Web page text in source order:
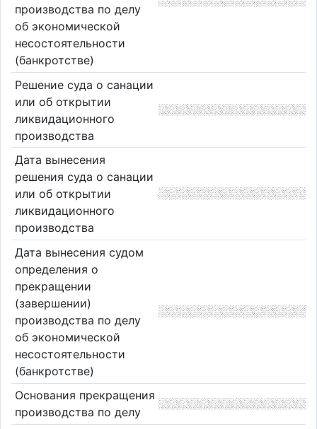
производства по делу
об экономической
несостоятельности
(банкротстве)
Решение суда о санации
или об открытии
ликвидационного
производства
Дата вынесения
решения суда о санации
или об открытии
ликвидационного
производства
Дата вынесения судом
определения о
прекращении
(завершении)
производства по делу
об экономической
несостоятельности
(банкротстве)
Основания прекращения
производства по делу